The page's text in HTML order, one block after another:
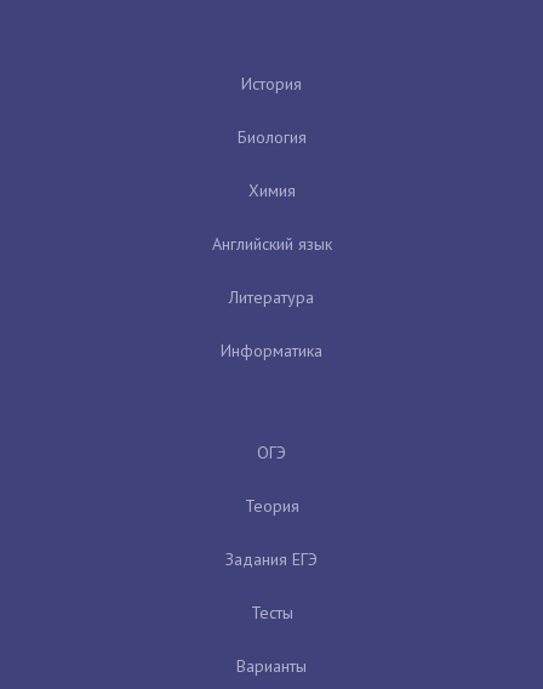
История
Биология
Химия
Английский язык
Литература
Информатика
ОГЭ
Теория
Задания ЕГЭ
Тесты
Варианты